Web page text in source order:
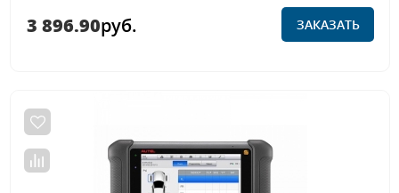
3 896.90руб. ЗАКАЗАТЬ